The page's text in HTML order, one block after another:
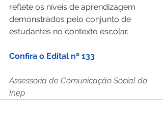
reflete os níveis de aprendizagem
demonstrados pelo conjunto de
estudantes no contexto escolar.
Confira o Edital nº 133
Assessoria de Comunicação Social do
Inep